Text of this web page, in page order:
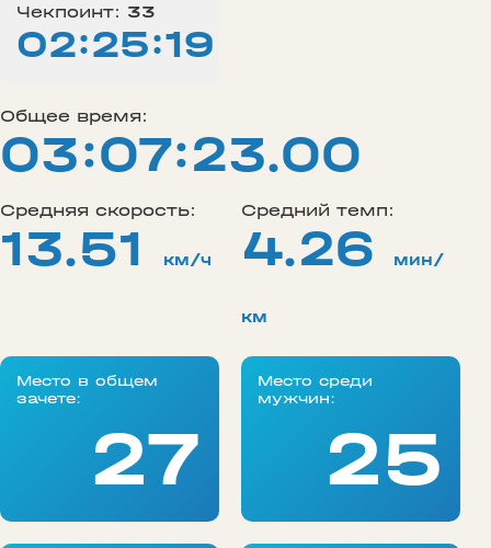
Чекпоинт: 33
02:25:19
Общее время:
03:07:23.00
Средняя скорость:
13.51 км/ч
Средний темп:
4.26 мин/
км
Место в общем
зачете:
27
Место среди
мужчин:
25